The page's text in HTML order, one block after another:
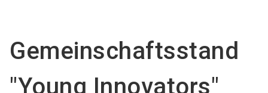
search
Gemeinschaftsstand
"Young Innovators"